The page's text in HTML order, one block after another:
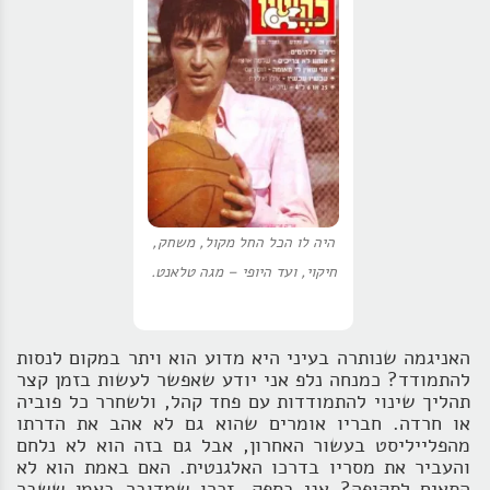
היה לו הכל החל מקול, משחק,
חיקוי, ועד היופי – מגה טלאנט.
האניגמה שנותרה בעיני היא מדוע הוא ויתר במקום לנסות
להתמודד? כמנחה נלפ אני יודע שאפשר לעשות בזמן קצר
תהליך שינוי להתמודדות עם פחד קהל, ולשחרר כל פוביה
או חרדה. חבריו אומרים שהוא גם לא אהב את הדרתו
מהפלייליסט בעשור האחרון, אבל גם בזה הוא לא נלחם
והעביר את מסריו בדרכו האלגנטית. האם באמת הוא לא